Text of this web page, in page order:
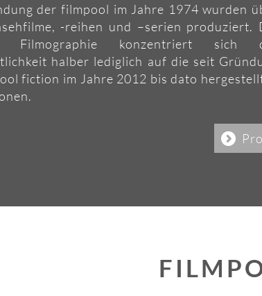
der filmpool im Jahre 1974 wurden
-reihen und –serien produziert.
Filmographie konzentriert sich
halber lediglich auf die seit
fiction im Jahre 2012 bis dato